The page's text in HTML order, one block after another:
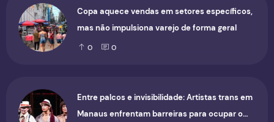
Copa aquece vendas em setores específicos,
mas não impulsiona varejo de forma geral
0 0
Entre palcos e invisibilidade: Artistas trans em
Manaus enfrentam barreiras para ocupar o